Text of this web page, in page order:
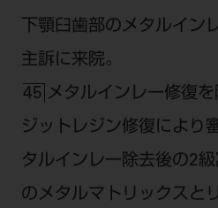
下顎臼歯部のメタルイン
主訴に来院。
45 メタルインレー修復
ジットレジン修復により
タルインレー除去後の2
のメタルマトリックスと